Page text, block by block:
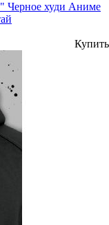
Черное худи Аниме
Купить